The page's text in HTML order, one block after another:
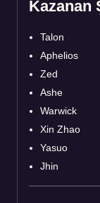
Kazanan
Talon
Aphelios
Zed
Ashe
Warwick
Xin Zhao
Yasuo
Jhin